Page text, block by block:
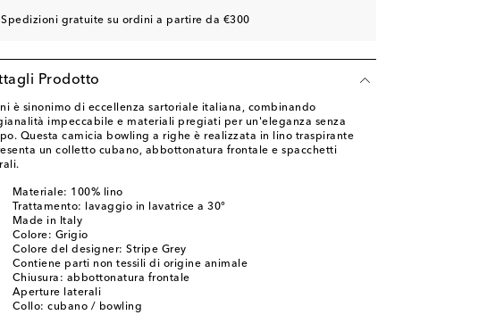
Spedizioni gratuite su ordini a partire da €300
Prodotto
è sinonimo di eccellenza sartoriale italiana, combinando
impeccabile e materiali pregiati per un'eleganza senza
Questa camicia bowling a righe è realizzata in lino traspirante
un colletto cubano, abbottonatura frontale e spacchetti
Materiale: 100% lino
Trattamento: lavaggio in lavatrice a 30°
Made in Italy
Colore: Grigio
Colore del designer: Stripe Grey
Contiene parti non tessili di origine animale
Chiusura: abbottonatura frontale
Aperture laterali
Collo: cubano / bowling